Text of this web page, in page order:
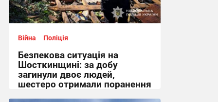
Війна Поліція
Безпекова ситуація на
Шосткинщині: за добу
загинули двоє людей,
шестеро отримали поранення